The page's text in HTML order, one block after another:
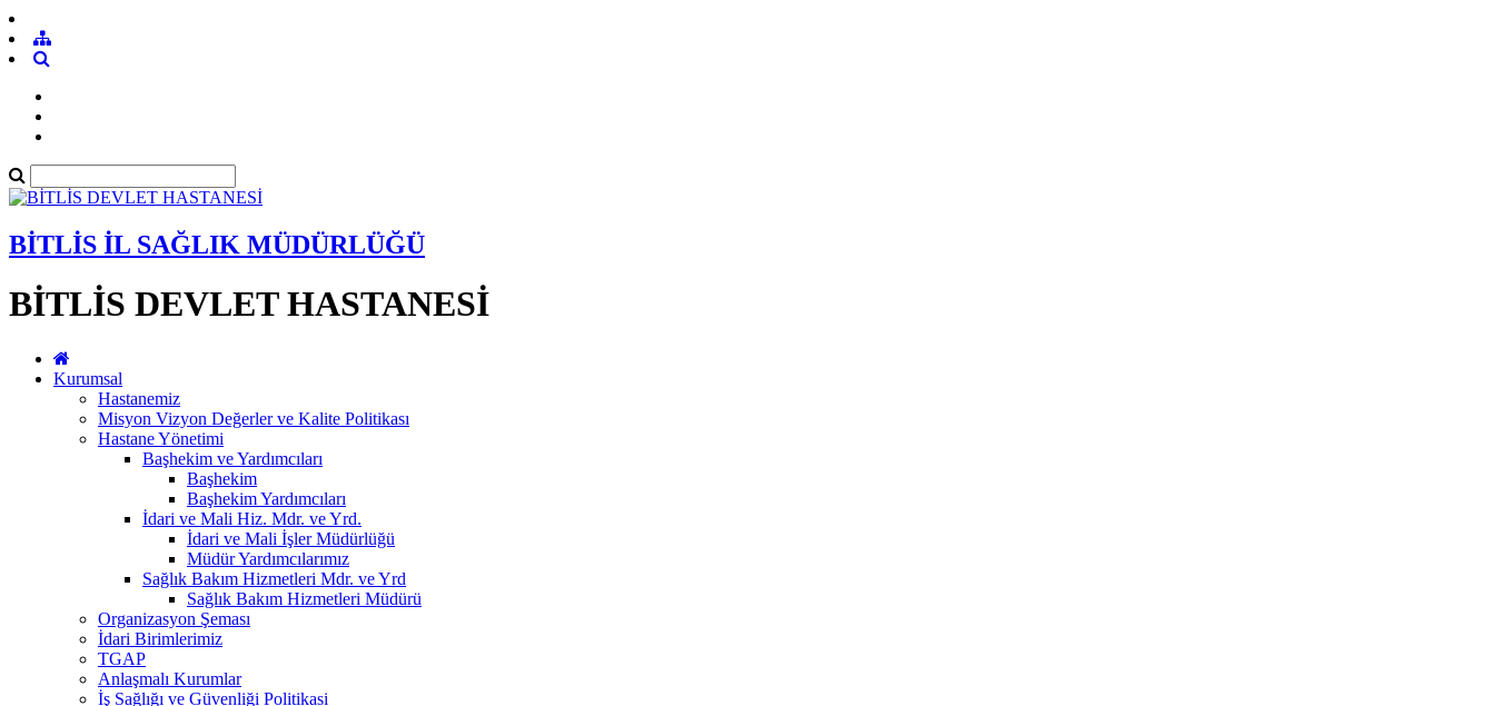
BİTLİS İL SAĞLIK MÜDÜRLÜĞÜ
BİTLİS DEVLET HASTANESİ
Kurumsal
Hastanemiz
Misyon Vizyon Değerler ve Kalite Politikası
Hastane Yönetimi
Başhekim ve Yardımcıları
Başhekim
Başhekim Yardımcıları
İdari ve Mali Hiz. Mdr. ve Yrd.
İdari ve Mali İşler Müdürlüğü
Müdür Yardımcılarımız
Sağlık Bakım Hizmetleri Mdr. ve Yrd
Sağlık Bakım Hizmetleri Müdürü
Organizasyon Şeması
İdari Birimlerimiz
TGAP
Anlaşmalı Kurumlar
İş Sağlığı ve Güvenliği Politikasi